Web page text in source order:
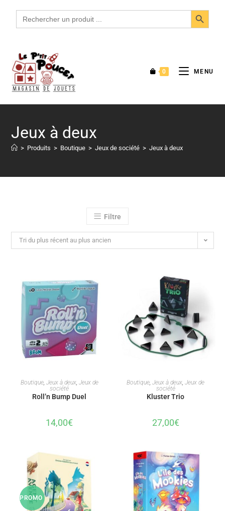
Search
for:
SEARCH BUTTON
0 MENU
Jeux à deux
> Produits > Boutique > Jeux de société > Jeux à deux
Filtre
Tri du plus récent au plus ancien
AJOUTER AU PANIER
Boutique, Jeux à deux, Jeux de
société
Roll’n Bump Duel
14,00€
AJOUTER AU PANIER
Boutique,Jeux à deux,Jeux de
société
Kluster Trio
27,00€
PROMO